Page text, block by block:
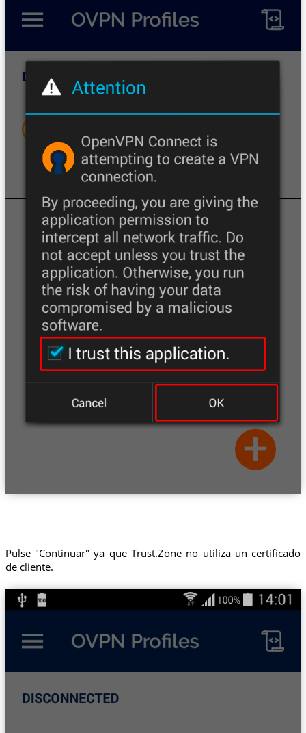
Pulse "Continuar" ya que Trust.Zone no utiliza un certificado
de cliente.